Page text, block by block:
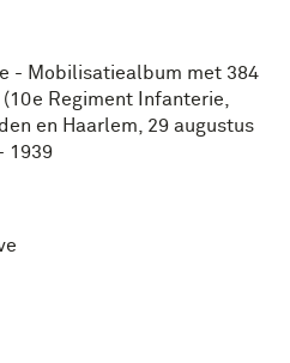
- Mobilisatiealbum met 384
Regiment Infanterie,
en Haarlem, 29 augustus
1939